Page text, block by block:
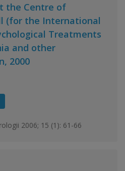
the Centre of
(for the International
Treatments
and other
2000
2006; 15 (1): 61-66